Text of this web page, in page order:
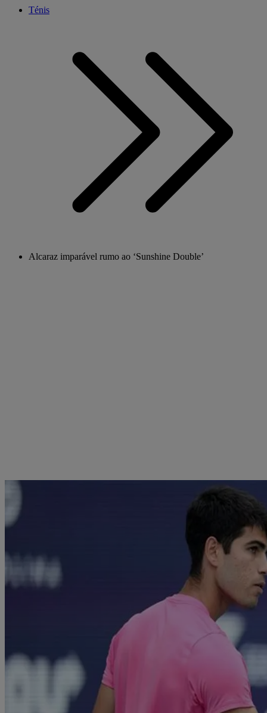
Ténis
Alcaraz imparável rumo ao ‘Sunshine Double’